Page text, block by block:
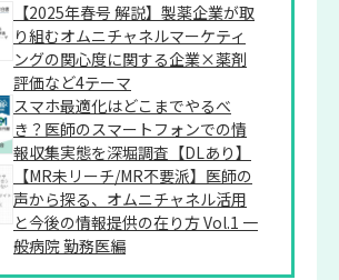
【2025年春号 解説】製薬企業が取
り組むオムニチャネルマーケティ
ングの関心度に関する企業×薬剤
評価など4テーマ
スマホ最適化はどこまでやるべ
き？医師のスマートフォンでの情
報収集実態を深堀調査【DLあり】
【MR未リーチ/MR不要派】医師の
声から探る、オムニチャネル活用
と今後の情報提供の在り方 Vol.1 一
般病院 勤務医編